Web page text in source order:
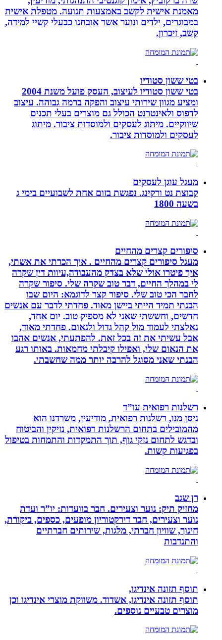
מאמנת אישית לקשב באמצעות תנועה. מטפלת אישית
במבוגרים, ילדים ונוער אשר אובחנו כבעלי קשיי למידה,
קשב, זיכרון.
בטי ששון סטודיו
בטי ששון סטודיו לעיצוב, העסק פועל משנת 2004
ומציע מגוון שירותי עיצוב והפקה ברמה גבוהה. עיצוב
לדפוס ולאינטרנט הכולל גם מוצרים בעלי תכנים
שיווקיים. מיתוג לעסקים ולמוסדות ציבור. מיתוג
לעסקים ולמוסדות ציבור.
מעגל עוגן לעסקים
קבוצת נט ורקינג. נפגשת בזום אחת לשבועיים בימי ג
בשעה 1800
סיפורים קצרים מהחיים
מעגל סיפורים קצרים מהחיים . איך הכרתי את אשתי,
איך פיטרו אולי שלא בצדק מהעבודה,עיוות דין שקרה
לי במהלך החיים, דבר טוב שקרה שלי. סיפור שקרה
לחבר הכי טוב שלי. סיפור קצר לדוגמא: היום שבו
הבנתי תמיד הייתי ביישן מאוד. פחדתי לדבר עם אנשים
חדשים, וחששתי שאני לא מספיק טוב. יום אחד,
נאלצתי לעמוד מול קהל גדול ולנאום. פחדתי מאוד,
אבל עשיתי את זה בכל זאת. להפתעתי, אנשים אהבו
את הנאום שלי, ואפילו קיבלתי מחמאות. באותו רגע
הבנתי שאני מסוגל להרבה יותר ממה שחשבתי.
רשלנות רפואית עו”ד
ניסן מנו, רשלנות רפואית, מודיעין, משרדנו הוא
מהמובילים בתחום הרשלנות רפואית, נזיקין והביטוח
ובדגש לתחום נזקי גוף, תוך התמקדות והתמחות בטיפול
בפגיעות קשות.
רן שגב
מחזיק תיק: נוער וצעירים. חבר בוועדות: יו”ר ועדת
נוער וצעירים, חבר דירקטוריון מופעים, כספים, ביקורת,
חינוך, שוויון חברתי, מלגות, שירותים חברתיים
והתנדבות
תוסף תזונה אינדיגו,
תוסף תזונה אינדיגו, אשדוד. משווקת מוצרי אינדיגו וכן
מוצרים טבעיים נוספים.